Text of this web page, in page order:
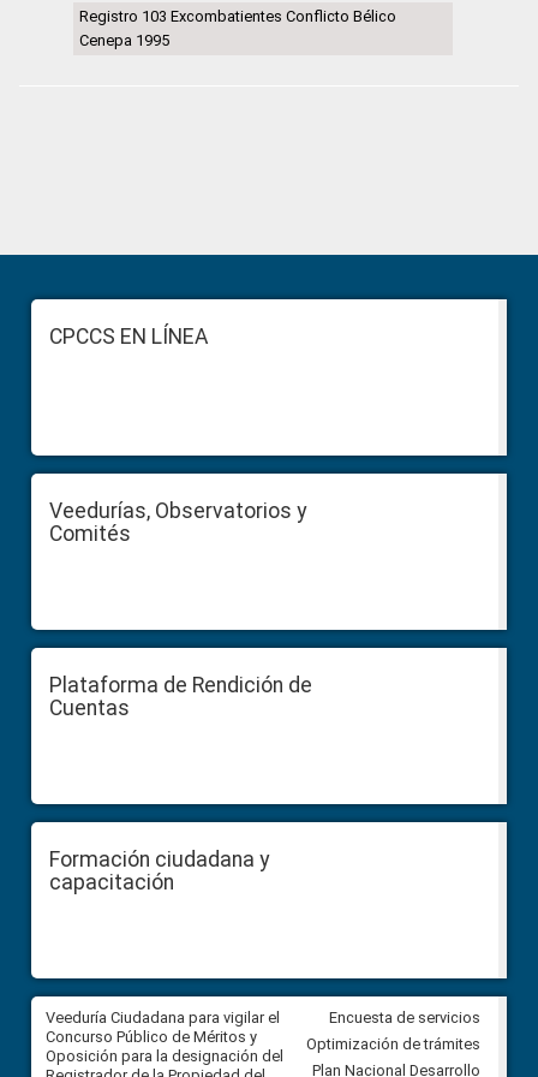
Registro 103 Excombatientes Conflicto Bélico
Cenepa 1995
Sidebar
FooterCPCCS EN LÍNEA
Veedurías, Observatorios y
Comités
Plataforma de Rendición de
Cuentas
Formación ciudadana y
capacitación
Veeduría Ciudadana para vigilar el
Concurso Público de Méritos y
Oposición para la designación del
Veeduría Ciudadana para
construcción del asfaltado de
Encuesta de servicios
Optimización de trámites
Plan Nacional Desarrollo